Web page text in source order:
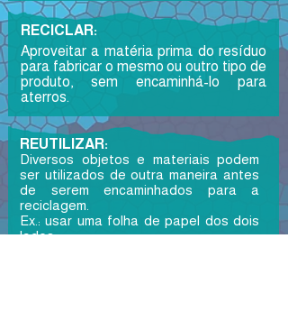
RECICLAR:
Aproveitar a matéria prima do resíduo
para fabricar o mesmo ou outro tipo de
produto, sem encaminhá-lo para
aterros.
REUTILIZAR:
Diversos objetos e materiais podem
ser utilizados de outra maneira antes
de serem encaminhados para a
reciclagem.
Ex.: usar uma folha de papel dos dois
lados.